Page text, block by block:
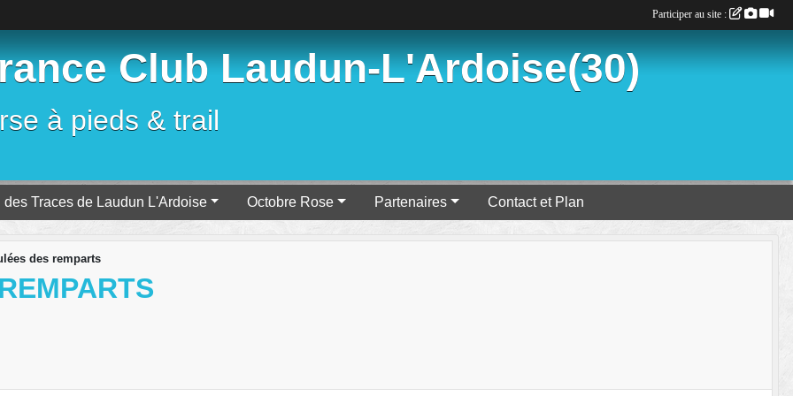
Club Laudun-L'Ardoise(30)
à pieds & trail
des Traces de Laudun L'Ardoise Octobre Rose Partenaires Contact et Plan
des remparts
Participer au site :